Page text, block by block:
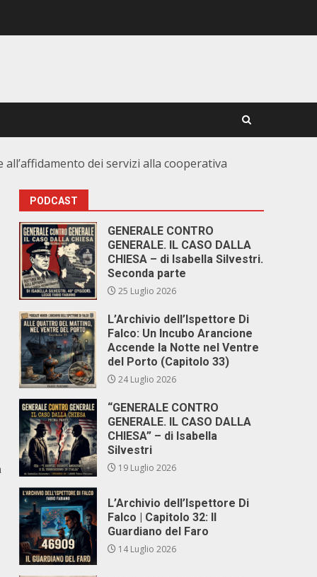
dei servizi alla cooperativa
PODCAST
GENERALE CONTRO
GENERALE. IL CASO DALLA
CHIESA – di Isabella Silvestri.
Seconda parte
25 Luglio 2026
L’Archivio dell’Ispettore Di
Falco: Un Incubo Arancione
Accende la Notte nel Ventre
del Porto (Capitolo 33)
24 Luglio 2026
“GENERALE CONTRO
GENERALE. IL CASO DALLA
CHIESA” – di Isabella
Silvestri
19 Luglio 2026
L’Archivio dell’Ispettore Di
Falco | Capitolo 32: Il
Guardiano del Faro
14 Luglio 2026